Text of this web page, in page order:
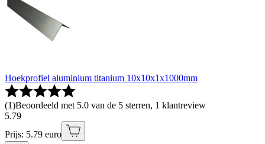
Hoekprofiel aluminium titanium 10x10x1x1000mm
(1)Beoordeeld met 5.0 van de 5 sterren, 1 klantreview
5.79
Prijs: 5.79 euro